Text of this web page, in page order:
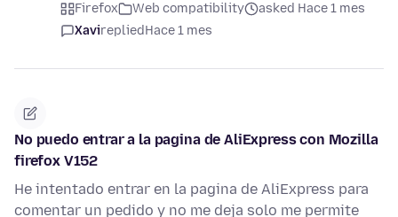
Firefox Web compatibility
asked Hace 1 mes
XavirepliedHace 1 mes
No puedo entrar a la pagina de AliExpress con Mozilla
firefox V152
He intentado entrar en la pagina de AliExpress para
comentar un pedido y no me deja solo me permite